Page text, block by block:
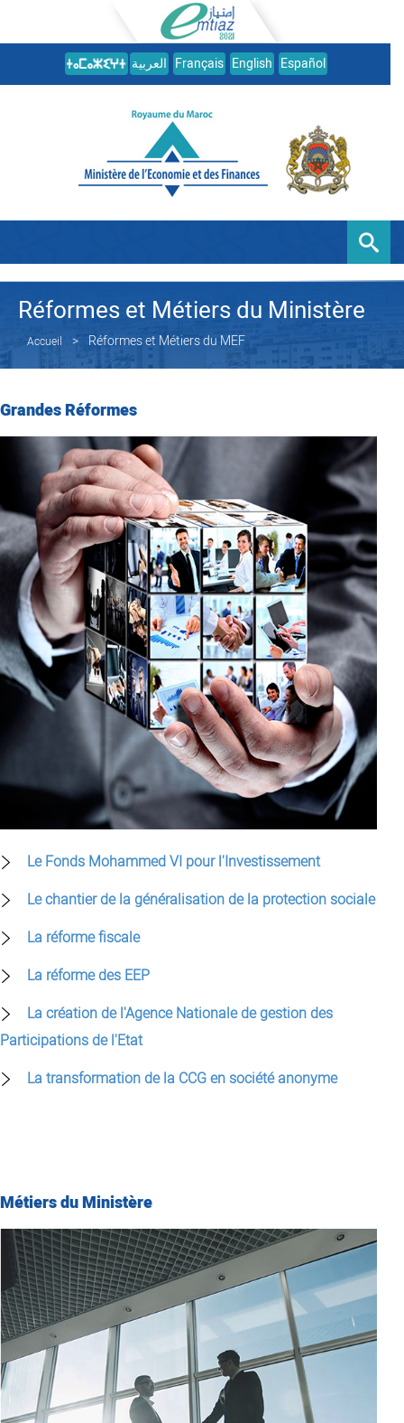
العربية Français English Español
Réformes et Métiers du Ministère
Accueil Réformes et Métiers du MEF
Grandes Réformes
Le Fonds Mohammed VI pour l'Investissement
Le chantier de la généralisation de la protection sociale
La réforme fiscale
La réforme des EEP
La création de l'Agence Nationale de gestion des
Participations de l'Etat
La transformation de la CCG en société anonyme
Métiers du Ministère